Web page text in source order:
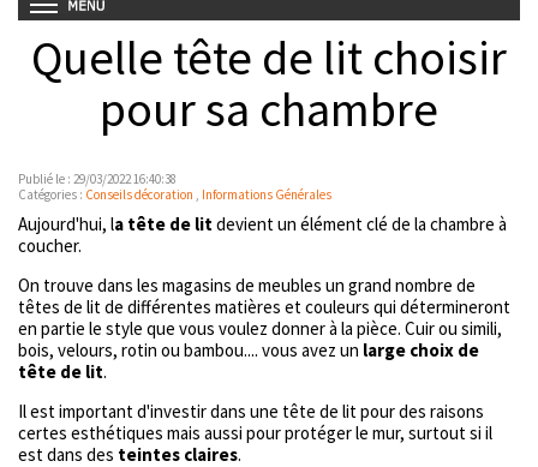
Quelle tête de lit choisir
pour sa chambre
Publié le : 29/03/2022 16:40:38
Catégories : Conseils décoration , Informations Générales
Aujourd'hui, la tête de litdevient un élément clé de la chambre à
coucher.
On trouve dans les magasins de meubles un grand nombre de
têtes de lit de différentes matières et couleurs qui détermineront
en partie le style que vous voulez donner à la pièce. Cuir ou simili,
bois, velours, rotin ou bambou.... vous avez un large choix de
tête de lit.
Il est important d'investir dans une tête de lit pour des raisons
certes esthétiques mais aussi pour protéger le mur, surtout si il
est dans des teintes claires.